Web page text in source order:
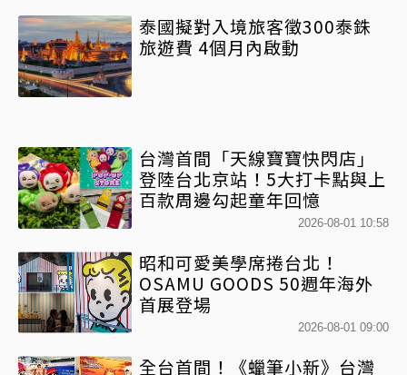
泰國擬對入境旅客徵300泰銖
旅遊費 4個月內啟動
台灣首間「天線寶寶快閃店」
登陸台北京站！5大打卡點與上
百款周邊勾起童年回憶
2026-08-01 10:58
昭和可愛美學席捲台北！
OSAMU GOODS 50週年海外
首展登場
2026-08-01 09:00
全台首間！《蠟筆小新》台灣